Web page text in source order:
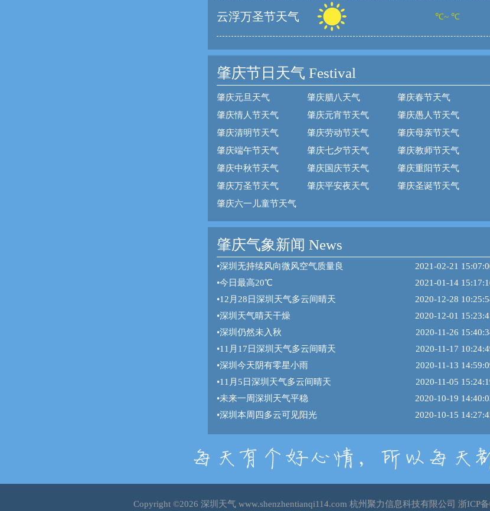
云浮万圣节天气 ℃~ ℃
肇庆节日天气 Festival
肇庆元旦天气 肇庆腊八天气
肇庆春节天气
肇庆情人节天气
肇庆元宵节天气
肇庆愚人节天气
肇庆清明节天气
肇庆劳动节天气
肇庆母亲节天气
肇庆端午节天气
肇庆七夕节天气
肇庆教师节天气
肇庆中秋节天气
肇庆国庆节天气
肇庆重阳节天气
肇庆万圣节天气
肇庆平安夜天气
肇庆圣诞节天气
肇庆六一儿童节天气
肇庆气象新闻 News
•深圳无持续风向微风空气质量良
2021-02-21
•今日最高20℃
2021-01-14
•12月28日深圳天气多云间晴天
2020-12-28
•深圳天气晴天干燥
2020-12-01
•深圳仍然未入秋
2020-11-26
•11月17日深圳天气多云间晴天
2020-11-17
•深圳今天阴有零星小雨
2020-11-13
•11月5日深圳天气多云间晴天
2020-11-05
•未来一周深圳天气平稳
2020-10-19
•深圳本周四多云可见阳光 2020-10-15
Copyright ©2026 深圳天气www.shenzhentianqi114.com 杭州聚力信息科技有限公司 浙ICP